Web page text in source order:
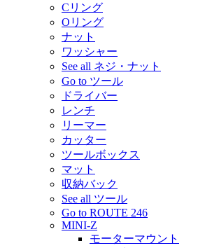
Cリング
Oリング
ナット
ワッシャー
See all ネジ・ナット
Go to ツール
ドライバー
レンチ
リーマー
カッター
ツールボックス
マット
収納バック
See all ツール
Go to ROUTE 246
MINI-Z
モーターマウント